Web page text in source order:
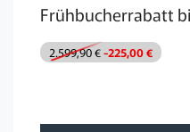
Frühbucherrabatt
2.599,90 €-225,00 €